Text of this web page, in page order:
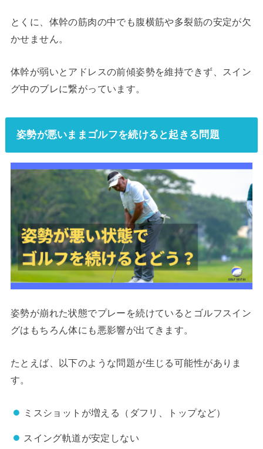
とくに、体幹の筋肉の中でも腹横筋や多裂筋の安定が欠
かせません。
体幹が弱いとアドレスの前傾姿勢を維持できず、スイン
グ中のブレに繋がっています。
姿勢が悪いままゴルフを続けると起きる問題
姿勢が崩れた状態でプレーを続けているとゴルフスイン
グはもちろん体にも悪影響が出てきます。
たとえば、以下のような問題が生じる可能性がありま
す。
ミスショットが増える（ダフリ、トップなど）
スイング軌道が安定しない